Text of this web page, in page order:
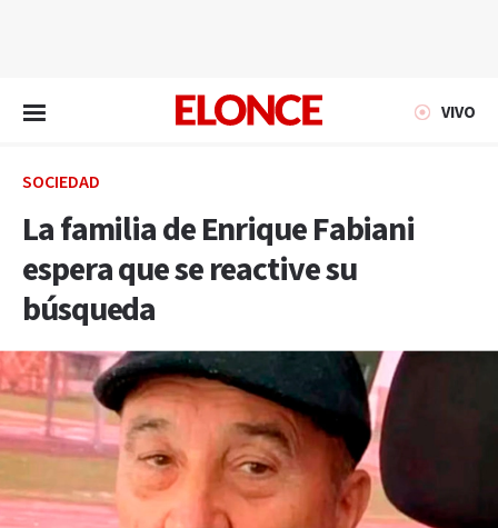
VIVO
SOCIEDAD
La familia de Enrique Fabiani
espera que se reactive su
búsqueda